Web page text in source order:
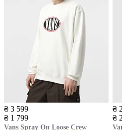
₴ 3 599
₴ 1 799
Vans Spray On Loose Crew
₴
₴